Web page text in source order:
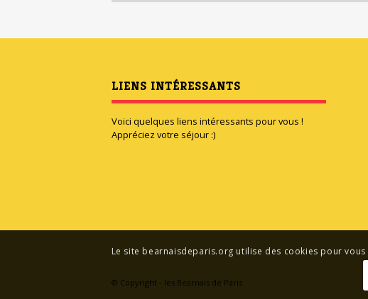
LIENS INTÉRESSANTS
Voici quelques liens intéressants pour vous !
Appréciez votre séjour :)
© Copyright - les Bearnais de Paris
Le site bearnaisdeparis.org utilise des cookies pour